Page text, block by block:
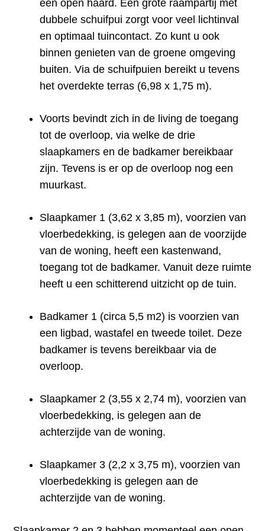
een open haard. Een grote raampartij met
dubbele schuifpui zorgt voor veel lichtinval
en optimaal tuincontact. Zo kunt u ook
binnen genieten van de groene omgeving
buiten. Via de schuifpuien bereikt u tevens
het overdekte terras (6,98 x 1,75 m).
Voorts bevindt zich in de living de toegang
tot de overloop, via welke de drie
slaapkamers en de badkamer bereikbaar
zijn. Tevens is er op de overloop nog een
muurkast.
Slaapkamer 1 (3,62 x 3,85 m), voorzien van
vloerbedekking, is gelegen aan de voorzijde
van de woning, heeft een kastenwand,
toegang tot de badkamer. Vanuit deze ruimte
heeft u een schitterend uitzicht op de tuin.
Badkamer 1 (circa 5,5 m2) is voorzien van
een ligbad, wastafel en tweede toilet. Deze
badkamer is tevens bereikbaar via de
overloop.
Slaapkamer 2 (3,55 x 2,74 m), voorzien van
vloerbedekking, is gelegen aan de
achterzijde van de woning.
Slaapkamer 3 (2,2 x 3,75 m), voorzien van
vloerbedekking is gelegen aan de
achterzijde van de woning.